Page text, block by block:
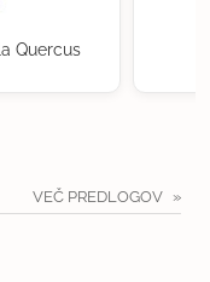
Quercus
VEČ PREDLOGOV